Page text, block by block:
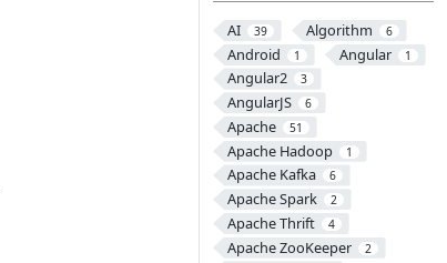
AI 39 Algorithm 6
Android 1 Angular 1
Angular2 3
AngularJS 6
Apache 51
Apache Hadoop 1
Apache Kafka 6
Apache Spark 2
Apache Thrift 4
Apache ZooKeeper 2